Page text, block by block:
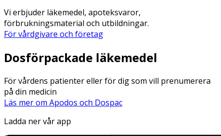
Vi erbjuder läkemedel, apoteksvaror,
förbrukningsmaterial och utbildningar.
För vårdgivare och företag
Dosförpackade läkemedel
För vårdens patienter eller för dig som vill prenumerera
på din medicin
Läs mer om Apodos och Dospac
Ladda ner vår app